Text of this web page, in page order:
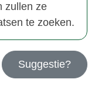
zullen ze
te zoeken.
Suggestie?